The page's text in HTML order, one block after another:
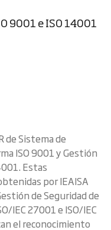
9001 e ISO 14001
de Sistema de
ISO 9001 y Gestión
Estas
por IEAISA
de Seguridad de
IEC 27001 e ISO/IEC
el reconocimiento